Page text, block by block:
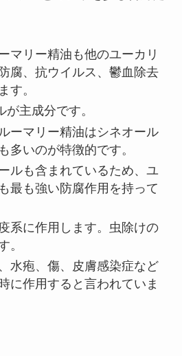
マリー精油も他のユーカリ
腐、抗ウイルス、鬱血除去
す。
主成分です。
ーマリー精油はシネオール
多いのが特徴的です。
ルも含まれているため、ユ
最も強い防腐作用を持って
系に作用します。虫除けの
。
水疱、傷、皮膚感染症など
に作用すると言われていま